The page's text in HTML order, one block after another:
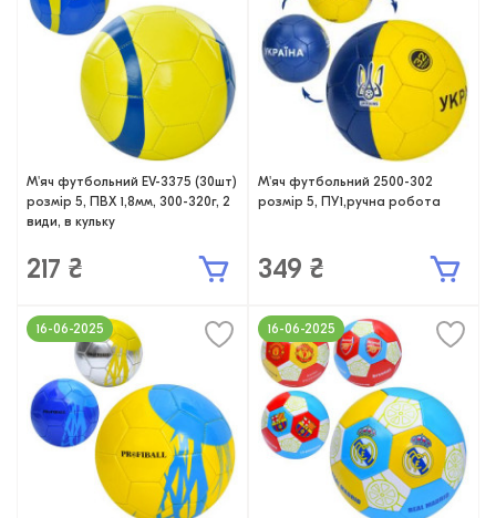
М'яч футбольний EV-3375 (30шт)
розмір 5, ПВХ 1,8мм, 300-320г, 2
види, в кульку
217 ₴
М'яч футбольний 2500-302
розмір 5, ПУ1,ручна робота
349 ₴
16-06-2025 16-06-2025